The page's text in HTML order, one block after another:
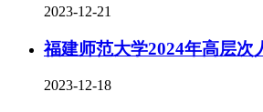
2023-12-21
福建师范大学2024年高层次
2023-12-18